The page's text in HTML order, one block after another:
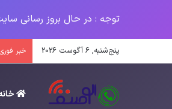
توجه : در حال بروز رسانی
پنج‌شنبه, 6 آگوست 2026 خبر فوری